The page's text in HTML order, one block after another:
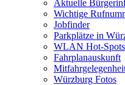
Aktuelle
Wichtige
Jobfinder
Parkplätze in
WLAN Hot-Spots
Fahrplanauskunft
Würzburg Fotos